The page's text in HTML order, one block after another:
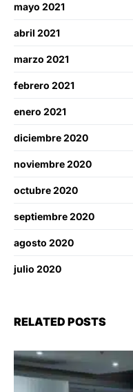
mayo 2021
abril 2021
marzo 2021
febrero 2021
enero 2021
diciembre 2020
noviembre 2020
octubre 2020
septiembre 2020
agosto 2020
julio 2020
RELATED POSTS